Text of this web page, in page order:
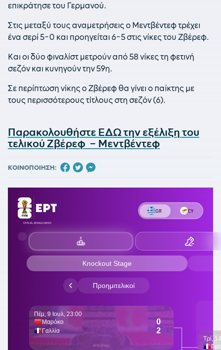
επικράτησε του Γερμανού.
Στις μεταξύ τους αναμετρήσεις ο Μεντβέντεφ τρέχει
ένα σερί 5-0 και προηγείται 6-5 στις νίκες του Ζβέρεφ.
Και οι δύο φιναλίστ μετρούν από 58 νίκες τη φετινή
σεζόν και κυνηγούν την 59η.
Σε περίπτωση νίκης ο Ζβέρεφ θα γίνει ο παίκτης με
τους περισσότερους τίτλους στη σεζόν (6).
Παρακολουθήστε ΕΔΩ την εξέλιξη του
τελικού Ζβέρεφ – Μεντβέντεφ
ΚΟΙΝΟΠΟΙΗΣΗ: